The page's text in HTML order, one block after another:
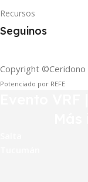
Recursos
Seguinos
Copyright ©Ceridono
Potenciado por REFE